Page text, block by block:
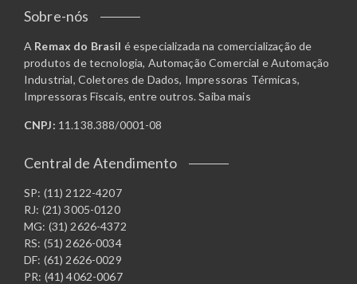
Sobre-nós
A Remax do Brasil é especializada na comercialização de
produtos de tecnologia, Automação Comercial e Automação
Industrial, Coletores de Dados, Impressoras Térmicas,
Impressoras Fiscais, entre outros.Saiba mais
CNPJ: 11.138.388/0001-08
Central de Atendimento
SP: (11) 2122-4207
RJ: (21) 3005-0120
MG: (31) 2626-4372
RS: (51) 2626-0034
DF: (61) 2626-0029
PR: (41) 4062-0067